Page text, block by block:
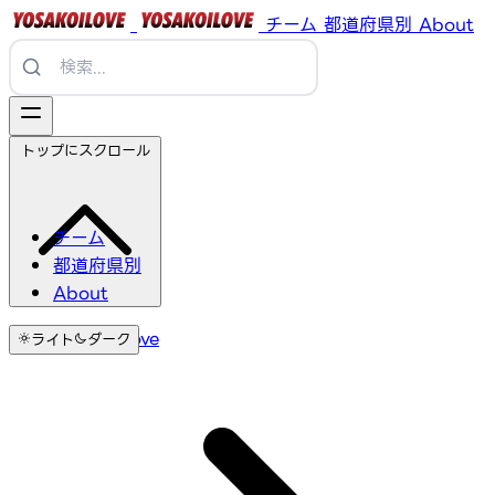
チーム 都道府県別 About
チーム
都道府県別
About
ライト ダーク
トップにスクロール
YosakoiLove